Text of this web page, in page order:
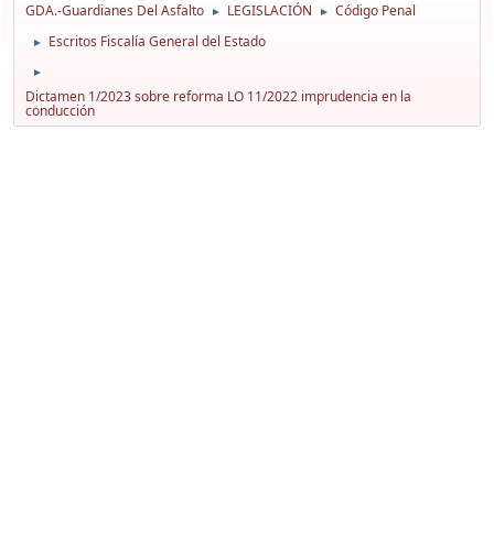
GDA.-Guardianes Del Asfalto ► LEGISLACIÓN ► Código Penal
► Escritos Fiscalía General del Estado
►
Dictamen 1/2023 sobre reforma LO 11/2022 imprudencia en la
conducción